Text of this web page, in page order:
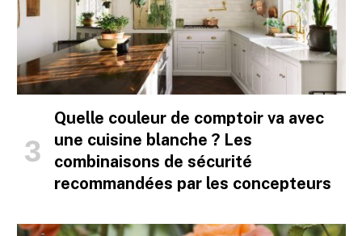
Quelle couleur de comptoir va avec
une cuisine blanche ? Les
combinaisons de sécurité
recommandées par les concepteurs